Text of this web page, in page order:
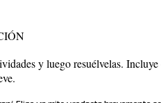
y luego resuélvelas.